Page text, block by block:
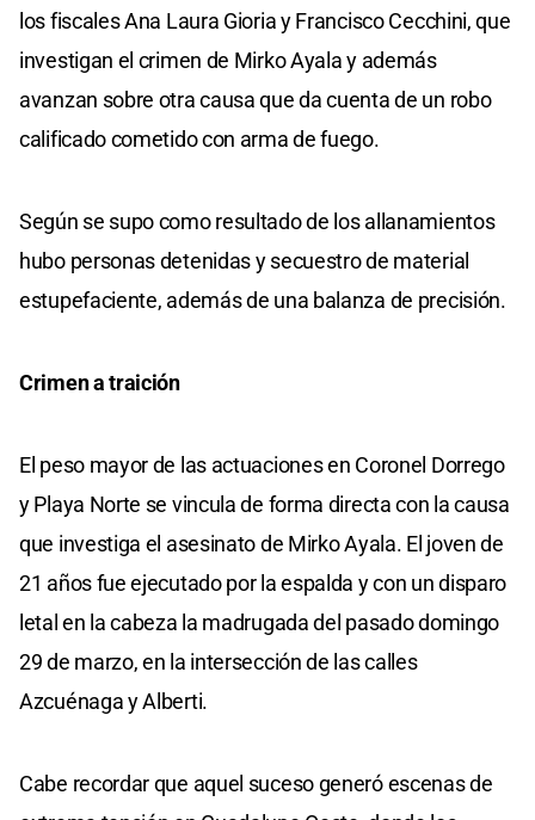
los fiscales Ana Laura Gioria y Francisco Cecchini, que
investigan el crimen de Mirko Ayala y además
avanzan sobre otra causa que da cuenta de un robo
calificado cometido con arma de fuego.
Según se supo como resultado de los allanamientos
hubo personas detenidas y secuestro de material
estupefaciente, además de una balanza de precisión.
Crimen a traición
El peso mayor de las actuaciones en Coronel Dorrego
y Playa Norte se vincula de forma directa con la causa
que investiga el asesinato de Mirko Ayala. El joven de
21 años fue ejecutado por la espalda y con un disparo
letal en la cabeza la madrugada del pasado domingo
29 de marzo, en la intersección de las calles
Azcuénaga y Alberti.
Cabe recordar que aquel suceso generó escenas de